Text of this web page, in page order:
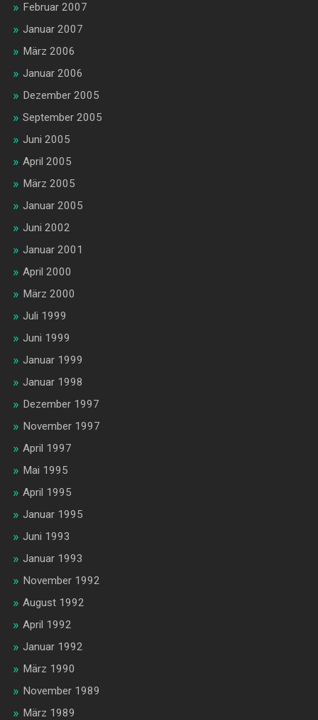
Februar 2007
Januar 2007
März 2006
Januar 2006
Dezember 2005
September 2005
Juni 2005
April 2005
März 2005
Januar 2005
Juni 2002
Januar 2001
April 2000
März 2000
Juli 1999
Juni 1999
Januar 1999
Januar 1998
Dezember 1997
November 1997
April 1997
Mai 1995
April 1995
Januar 1995
Juni 1993
Januar 1993
November 1992
August 1992
April 1992
Januar 1992
März 1990
November 1989
März 1989